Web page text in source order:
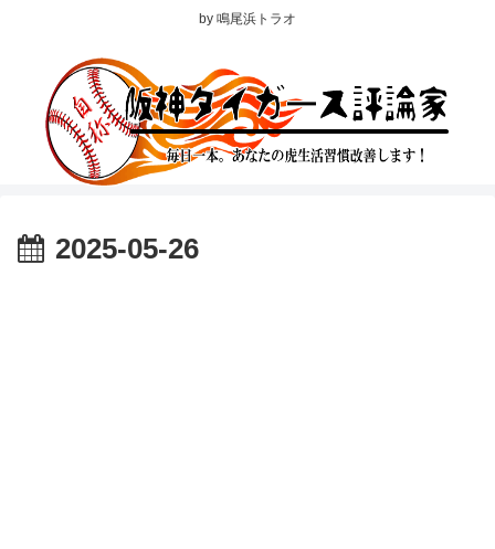
by 鳴尾浜トラオ
2025-05-26